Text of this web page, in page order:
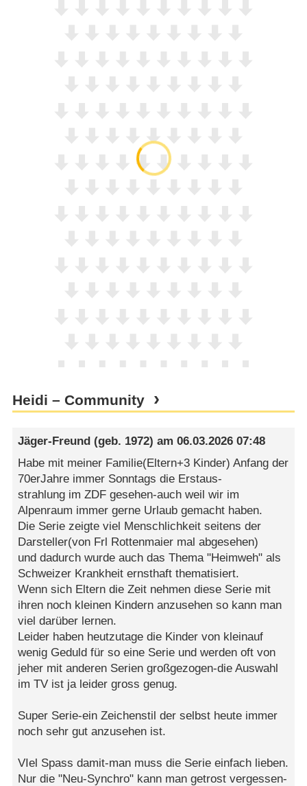
Heidi – Community
Jäger-Freund (geb. 1972) am06.03.2026 07:48
Habe mit meiner Familie(Eltern+3 Kinder) Anfang der
70erJahre immer Sonntags die Erstaus-
strahlung im ZDF gesehen-auch weil wir im
Alpenraum immer gerne Urlaub gemacht haben.
Die Serie zeigte viel Menschlichkeit seitens der
Darsteller(von Frl Rottenmaier mal abgesehen)
und dadurch wurde auch das Thema "Heimweh" als
Schweizer Krankheit ernsthaft thematisiert.
Wenn sich Eltern die Zeit nehmen diese Serie mit
ihren noch kleinen Kindern anzusehen so kann man
viel darüber lernen.
Leider haben heutzutage die Kinder von kleinauf
wenig Geduld für so eine Serie und werden oft von
jeher mit anderen Serien großgezogen-die Auswahl
im TV ist ja leider gross genug.
Super Serie-ein Zeichenstil der selbst heute immer
noch sehr gut anzusehen ist.
VIel Spass damit-man muss die Serie einfach lieben.
Nur die "Neu-Synchro" kann man getrost vergessen-